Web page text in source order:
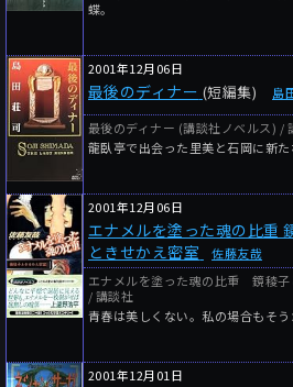
蝶。
2001年12月06日
最後のディナー (短編集) 島
最後のディナー (講談社ノベルス) /
龍臥亭で出会った里美と石岡に新た
2001年12月06日
エナメルを塗った魂の比重
ときせかえ密室
佐藤友哉
エナメルを塗った魂の比重 鏡稜
/ 講談社
青春は美しくない。私の場合もそう
2001年12月01日